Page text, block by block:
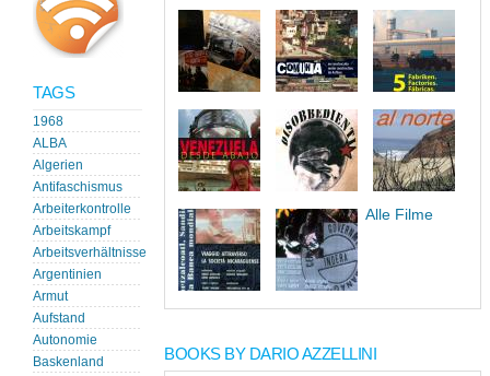
TAGS
1968
ALBA
Algerien
Antifaschismus
Arbeiterkontrolle
Arbeitskampf
Arbeitsverhältnisse
Argentinien
Armut
Aufstand
Autonomie
Baskenland
Alle Filme
BOOKS BY DARIO AZZELLINI